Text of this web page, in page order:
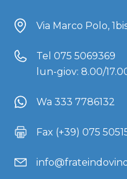
Via Marco Polo,
Tel 075 5069369
lun-giov: 8.00/
Wa 333 7786132
Fax (+39) 075